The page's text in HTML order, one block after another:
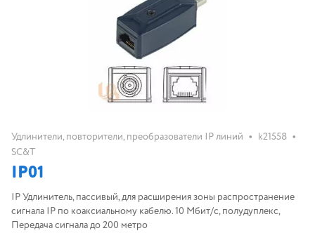
Удлинители, повторители, преобразователи IP линий • k21558 •
SC&T
IP01
IP Удлинитель, пассивый, для расширения зоны распространение
сигнала IP по коаксиальному кабелю. 10 Мбит/с, полудуплекс,
Передача сигнала до 200 метро